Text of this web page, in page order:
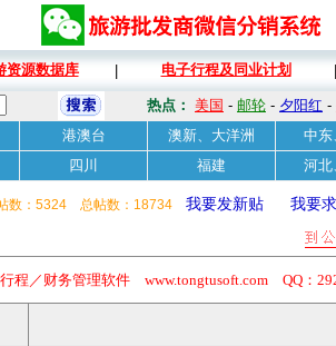
资源数据库 电子行程及同业计划
热点： 美国 - 邮轮 - 夕阳红 -
港澳台 澳新、大洋洲 中东
四川 福建 河北
数：5324 总帖数：18734 我要发新贴 我要
程／财务管理软件 www.tongtusoft.com QQ：